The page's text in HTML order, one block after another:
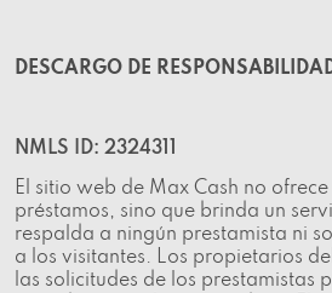
DESCARGO DE
NMLS ID: 2324311
El sitio web de Max Cash no
préstamos, sino que brinda un
respalda a ningún prestamista ni
a los visitantes. Los propietarios
las solicitudes de los prestamistas